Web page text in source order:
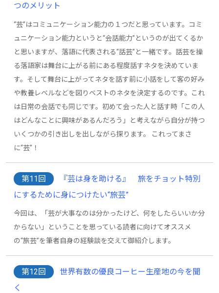
つのメリット
“芸”はコミュニケーション能力の１つだと思っています。コミ
ュニケーション能力というと“会話能力”というのが出てくるか
と思いますが、落語に代表される“話芸”と一緒です。話芸を操
る落語家は舞台に上がる前にある程度話すネタを決めていま
す。そして舞台に上がってネタを話す前に小話をして客の好み
や教養レベルなどを図りベストのネタを決定するのです。これ
は日常の会話でも同じです。初めて会った人と話す時「この人
はどんなことに興味があるんだろう」と考えながら自分が持つ
いくつかの引き出しを出しながら探ります。 これってまさ
に“芸”！
第11回
『芸は身を助ける』 旅をチョット特別
にするために身につけたい“旅芸”
今回は、「芸が大事なのは分かったけど、何をしたらいいか分
からない」ということを思っている読者に向けてオススメ
の“旅芸”を筆者自身の経験談を交えて御紹介します。
第12回
世界有数の優良コーヒー生産地の今を聞
く